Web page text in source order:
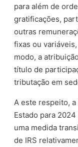
para além de
gratificações,
outras
fixas ou
modo, a
título de
tributação em
A este respeito,
Estado para
uma medida
de IRS